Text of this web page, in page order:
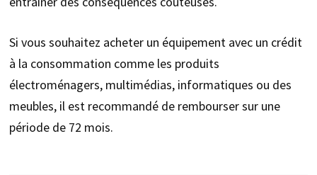
Si vous souhaitez acheter un équipement avec un crédit
à la consommation comme les produits
électroménagers, multimédias, informatiques ou des
meubles, il est recommandé de rembourser sur une
période de 72 mois.